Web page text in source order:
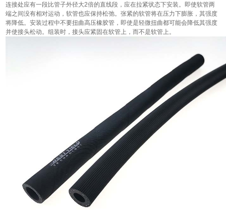
连接处应有一段比管子外径大2倍的直线段，应在拉紧状态下安装。即使软管两
端之间没有相对运动，软管也应保持松弛。张紧的软管将在压力下膨胀，其强度
将降低。安装过程中不要扭曲高压橡胶管，即使是轻微扭曲都可能会降低其强度
并使接头松动。组装时，接头应紧固在软管上，而不是软管上。